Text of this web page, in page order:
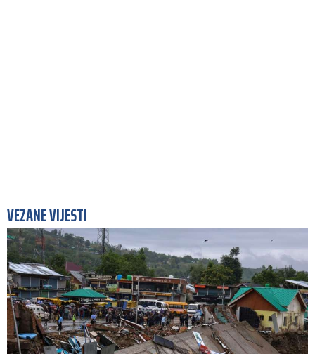
VEZANE VIJESTI